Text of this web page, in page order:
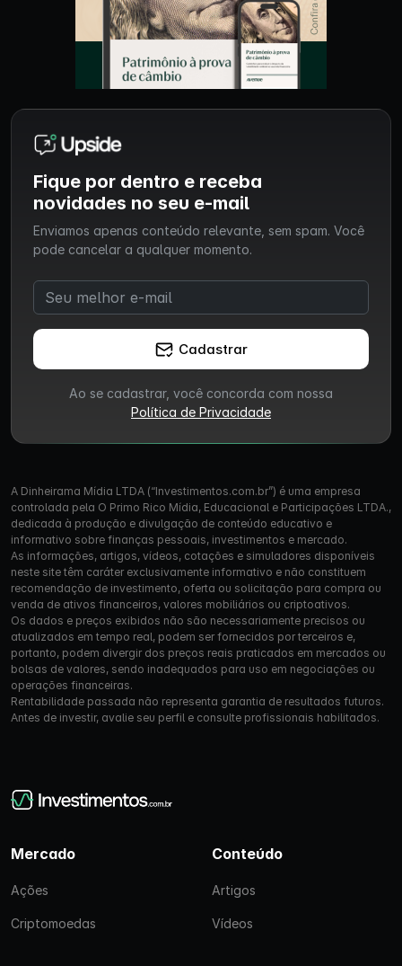
Fique por dentro e receba
novidades no seu e-mail
Enviamos apenas conteúdo relevante, sem spam. Você
pode cancelar a qualquer momento.
Cadastrar
Ao se cadastrar, você concorda com nossa
Política de Privacidade
A Dinheirama Mídia LTDA (“Investimentos.com.br”) é uma empresa
controlada pela O Primo Rico Mídia, Educacional e Participações LTDA.,
dedicada à produção e divulgação de conteúdo educativo e
informativo sobre finanças pessoais, investimentos e mercado.
As informações, artigos, vídeos, cotações e simuladores disponíveis
neste site têm caráter exclusivamente informativo e não constituem
recomendação de investimento, oferta ou solicitação para compra ou
venda de ativos financeiros, valores mobiliários ou criptoativos.
Os dados e preços exibidos não são necessariamente precisos ou
atualizados em tempo real, podem ser fornecidos por terceiros e,
portanto, podem divergir dos preços reais praticados em mercados ou
bolsas de valores, sendo inadequados para uso em negociações ou
operações financeiras.
Rentabilidade passada não representa garantia de resultados futuros.
Antes de investir, avalie seu perfil e consulte profissionais habilitados.
Mercado
Ações
Criptomoedas
Conteúdo
Artigos
Vídeos